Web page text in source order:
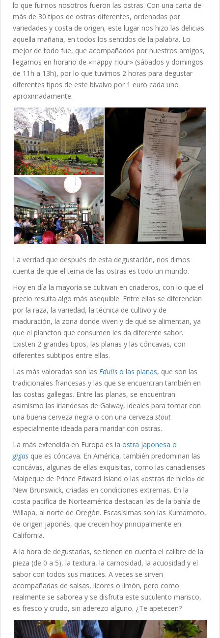
lo que fuimos nosotros fueron las ostras. Con una carta de
más de 30 tipos de ostras diferentes, ordenadas por
variedades y costa de origen, este lugar nos hizo las delicias
aquella mañana, en todos los sentidos de la palabra. Lo
mejor de todo fue, que acompañados por nuestros amigos,
llegamos en horario de «Happy Hour» (sábados y domingos
de 11h a 13h), por lo que tuvimos 2 horas para degustar
diferentes tipos de este bivalvo por 1 euro cada uno
aproximadamente.
La verdad que después de esta degustación, nos dimos
cuenta de que el tema de las ostras es todo un mundo.
Hoy en día la mayoría se cultivan en criaderos, con lo que el
precio resulta algo más asequible. Entre ellas se diferencian
por la raza, la variedad, la técnica de cultivo y de
maduración, la zona donde viven y de qué se alimentan, ya
que el plancton que consumen les da diferente sabor.
Existen 2 grandes tipos, las planas y las cóncavas, con
diferentes subtipos entre ellas.
Las más valoradas son las Edulis o las planas, que son las
tradicionales francesas y las que se encuentran también en
las costas gallegas. Entre las planas, se encuentran
asimismo las irlandesas de Galway, ideales para tomar con
una buena cerveza negra o con una cerveza stout
especialmente ideada para maridar con ostras.
La más extendida en Europa es la ostra japonesa o
gigas que es cóncava. En América, también predominan las
concávas, algunas de ellas exquisitas, como las canadienses
Malpeque de Prince Edward Island o las «ostras de hielo» de
New Brunswick, criadas en condiciones extremas. En la
costa pacífica de Norteamérica destacan las de la bahía de
Willapa, al norte de Oregón. Escasísimas son las Kumamoto,
de origen japonés, que crecen hoy principalmente en
California.
A la hora de degustarlas, se tienen en cuenta el calibre de la
pieza (de 0 a 5), la textura, la carnosidad, la acuosidad y el
sabor con todos sus matices. A veces se sirven
acompañadas de salsas, licores o limón, pero como
realmente se saborea y se disfruta este suculento marisco,
es fresco y crudo, sin aderezo alguno. ¿Te apetecen?